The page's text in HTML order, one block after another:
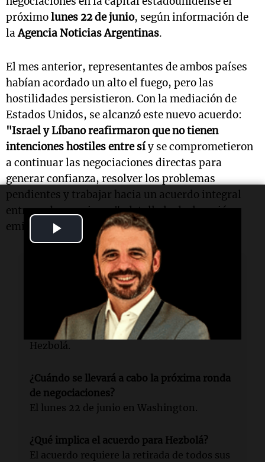
Play
Video
próximolunes 22 de junio, según información de
laAgencia Noticias Argentinas.
El mes anterior, representantes de ambos países
habían acordado un alto el fuego, pero las
hostilidades persistieron. Con la mediación de
Estados Unidos, se alcanzó este nuevo acuerdo:
"Israel y Líbano reafirmaron que no tienen
intenciones hostiles entre síy se comprometieron
a continuar las negociaciones directas para
generar confianza, resolver los problemas
pendientes y trabajar hacia un acuerdo integral
entre ambas naciones", detalla la declaración
emitida por el
Departamento de Estado
Lectura rápida
¿Qué se acordó entre Israel y Líbano?
Un nuevo alto el fuego mediado por Estados
Unidos, condicionado al cese de ataques de
Hezbolá.
¿Cuándo se llevará a cabo la próxima ronda
de negociaciones?
El lunes 22 de junio en Washington.
¿Qué implica el acuerdo para Hezbolá?
El acuerdo requiere la retirada de todos sus